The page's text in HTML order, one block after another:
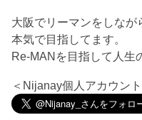
大阪でリーマンをしな
本気で目指してます。
Re-MANを目指して人生
＜Nijanay個人アカウント